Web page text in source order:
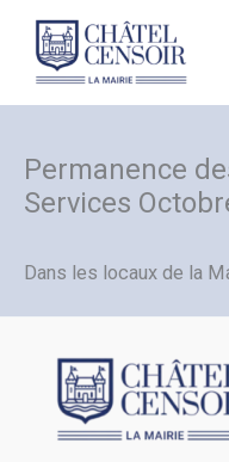
contenu
Permanence
Services
Dans les locaux de la